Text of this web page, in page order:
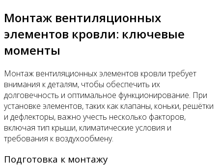
Монтаж вентиляционных
элементов кровли: ключевые
моменты
Монтаж вентиляционных элементов кровли требует
внимания к деталям, чтобы обеспечить их
долговечность и оптимальное функционирование. При
установке элементов, таких как клапаны, коньки, решётки
и дефлекторы, важно учесть несколько факторов,
включая тип крыши, климатические условия и
требования к воздухообмену.
Подготовка к монтажу